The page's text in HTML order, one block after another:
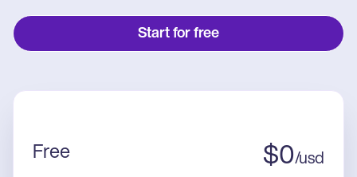
Start for free
Free $0/usd